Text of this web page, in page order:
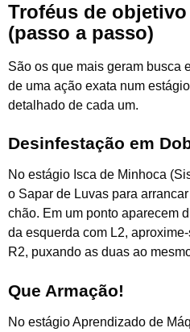
Troféus de
(passo a passo)
São os que mais geram busca
de uma ação exata num
detalhado de cada um.
Desinfestação em
No estágio Isca de Minhoca
o Sapar de Luvas para
chão. Em um ponto aparecem
da esquerda com L2,
R2, puxando as duas ao
Que Armação!
No estágio Aprendizado de